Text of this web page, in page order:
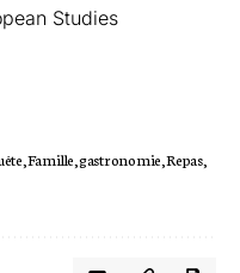
Studies
Famille gastronomie Repas